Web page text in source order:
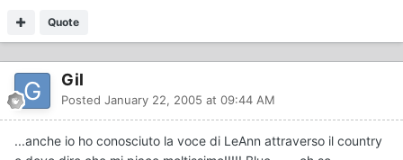
Quote
Gil
Posted January 22, 2005 at 09:44 AM
...anche io ho conosciuto la voce di LeAnn attraverso il country